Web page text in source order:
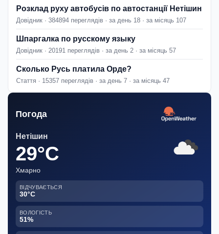
Розклад руху автобусів по автостанції Нетішин
Довідник · 384894 переглядів · за день 18 · за місяць 107
Шпаргалка по русскому языку
Довідник · 20191 переглядів · за день 2 · за місяць 57
Сколько Русь платила Орде?
Стаття · 15357 переглядів · за день 7 · за місяць 47
Погода
Нетішин
29°C
Хмарно
ВІДЧУВАЄТЬСЯ
30°C
ВОЛОГІСТЬ
51%